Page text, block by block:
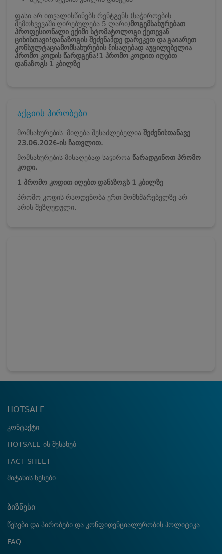
ფასი არ ითვალისწინებს რენტგენს (საჭიროების
შემთხვევაში ღირებულება 5 ლარი)მოგემსახურებათ
პროფესიონალი ექიმი სტომატოლოგი ქეთევან
ციხისთავი!დანაზოგის შეძენამდე დარეკეთ და გაიარეთ
კონსულტაციამომსახურების მისაღებად აუცილებელია
პრომო კოდის წარდგენა!1 პრომო კოდით იღებთ
დანაზოგს 1 კბილზე
აქციის პირობები
მომსახურების მიღება შესაძლებელია შეძენისთანავე
23.06.2026-ის ჩათვლით.
მომსახურების მისაღებად საჭიროა წარადგინოთ პრომო
კოდი.
1 პრომო კოდით იღებთ დანაზოგს 1 კბილზე
პრომო კოდის რაოდენობა ერთ მომხმარებელზე არ
არის შეზღუდული.
HOTSALE
კონტაქტი
HOTSALE-ის შესახებ
FACT SHEET
მიტანის წესები
ბიზნესი
წესები და პირობები და კონფიდენციალურობის პოლიტიკა
FAQ